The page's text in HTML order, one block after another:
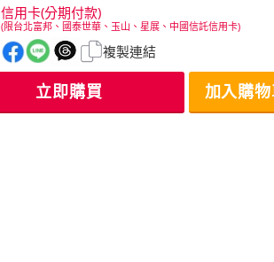
信用卡(分期付款)
(限台北富邦、國泰世華、玉山、星展、中國信託信用卡)
複製連結
立即購買 加入購